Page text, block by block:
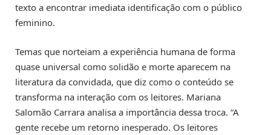
texto a encontrar imediata identificação com o público
feminino.
Temas que norteiam a experiência humana de forma
quase universal como solidão e morte aparecem na
literatura da convidada, que diz como o conteúdo se
transforma na interação com os leitores. Mariana
Salomão Carrara analisa a importância dessa troca. “A
gente recebe um retorno inesperado. Os leitores